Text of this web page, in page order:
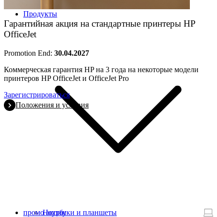
Продукты
Ноутбуки и планшеты
промо акции
Гарантийная акция на стандартные принтеры HP
OfficeJet
Promotion End: 30.04.2027
Коммерческая гарантия HP на 3 года на некоторые модели
принтеров HP OfficeJet и OfficeJet Pro
Зарегистрироваться
Положения и условия